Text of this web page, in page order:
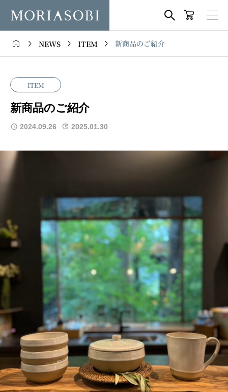

  NEWS  ITEM  新商品のご紹介
ITEM
新商品のご紹介
2024.09.26 2025.01.30